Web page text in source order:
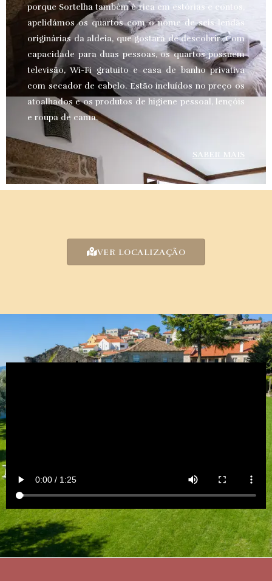
porque Sortelha também é rica em estórias e contos,
apelidámos os quartos com o nome de seis lendas
originárias da aldeia, que gostará de descobrir. Com
capacidade para duas pessoas, os quartos possuem
televisão, Wi-Fi gratuito e casa de banho privativa
com secador de cabelo. Estão incluídos no preço os
atoalhados e os produtos de higiene pessoal, lençóis
e roupa de cama.
SABER MAIS
VER LOCALIZAÇÃO